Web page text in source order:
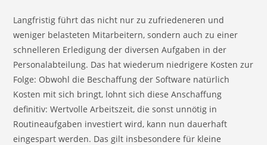
Langfristig führt das nicht nur zu zufriedeneren und
weniger belasteten Mitarbeitern, sondern auch zu einer
schnelleren Erledigung der diversen Aufgaben in der
Personalabteilung. Das hat wiederum niedrigere Kosten zur
Folge: Obwohl die Beschaffung der Software natürlich
Kosten mit sich bringt, lohnt sich diese Anschaffung
definitiv: Wertvolle Arbeitszeit, die sonst unnötig in
Routineaufgaben investiert wird, kann nun dauerhaft
eingespart werden. Das gilt insbesondere für kleine